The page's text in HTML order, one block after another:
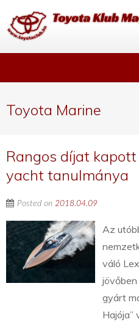
Toyota Marine
Rangos díjat
yacht tanulmánya
Posted on 2018.04.09
Az
váló
gyárt
Hajója”